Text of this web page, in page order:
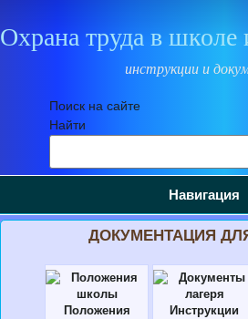
Охрана труда в
инструкции и
Поиск на сайте
Найти
Навигация
ДОКУМЕНТАЦИЯ
Положения
Инструкции